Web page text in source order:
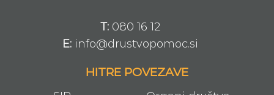
T: 080 16 12
E: info@drustvopomoc.si
HITRE POVEZAVE